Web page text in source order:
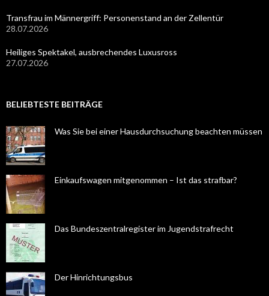
Transfrau im Männergriff: Personenstand an der Zellentür
28.07.2026
Heiliges Spektakel, ausbrechendes Luxusross
27.07.2026
BELIEBTESTE BEITRÄGE
Was Sie bei einer Hausdurchsuchung beachten müssen
Einkaufswagen mitgenommen – Ist das strafbar?
Das Bundeszentralregister im Jugendstrafrecht
Der Hinrichtungsbus